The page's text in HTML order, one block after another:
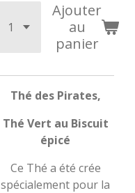
Ajouter
au
panier
Thé des Pirates,
Thé Vert au Biscuit
épicé
Ce Thé a été crée
spécialement pour la